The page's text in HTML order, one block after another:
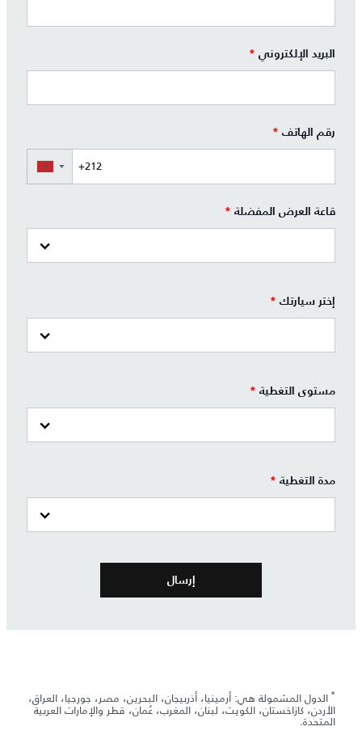
البريد الإلكتروني *
رقم الهاتف *
▼
قاعة العرض المفضلة *
إختر سيارتك *
مستوى التغطية *
مدة التغطية *
* الدول المشمولة هي: أرمينيا، أذربيجان، البحرين، مصر، جورجيا، العراق،
الأردن، كازاخستان، الكويت، لبنان، المغرب، عُمان، قطر والإمارات العربية
المتحدة.